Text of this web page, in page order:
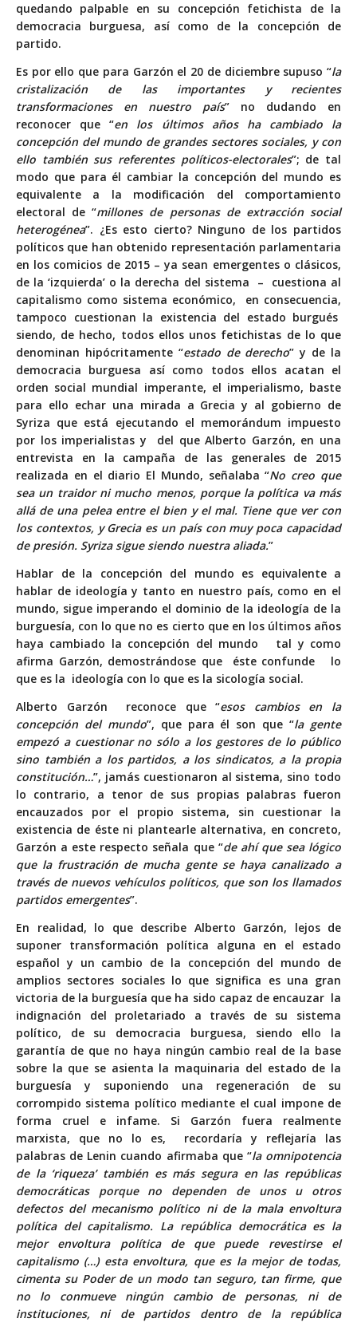
quedando palpable en su concepción fetichista de la
democracia burguesa, así como de la concepción de
partido.
Es por ello que para Garzón el 20 de diciembre supuso “la
cristalización de las importantes y recientes
transformaciones en nuestro país” no dudando en
reconocer que “en los últimos años ha cambiado la
concepción del mundo de grandes sectores sociales, y con
ello también sus referentes políticos-electorales”; de tal
modo que para él cambiar la concepción del mundo es
equivalente a la modificación del comportamiento
electoral de “millones de personas de extracción social
heterogénea”. ¿Es esto cierto? Ninguno de los partidos
políticos que han obtenido representación parlamentaria
en los comicios de 2015 – ya sean emergentes o clásicos,
de la ‘izquierda’ o la derecha del sistema – cuestiona al
capitalismo como sistema económico, en consecuencia,
tampoco cuestionan la existencia del estado burgués
siendo, de hecho, todos ellos unos fetichistas de lo que
denominan hipócritamente “estado de derecho” y de la
democracia burguesa así como todos ellos acatan el
orden social mundial imperante, el imperialismo, baste
para ello echar una mirada a Grecia y al gobierno de
Syriza que está ejecutando el memorándum impuesto
por los imperialistas y del que Alberto Garzón, en una
entrevista en la campaña de las generales de 2015
realizada en el diario El Mundo, señalaba “No creo que
sea un traidor ni mucho menos, porque la política va más
allá de una pelea entre el bien y el mal. Tiene que ver con
los contextos, y Grecia es un país con muy poca capacidad
de presión. Syriza sigue siendo nuestra aliada.”
Hablar de la concepción del mundo es equivalente a
hablar de ideología y tanto en nuestro país, como en el
mundo, sigue imperando el dominio de la ideología de la
burguesía, con lo que no es cierto que en los últimos años
haya cambiado la concepción del mundo tal y como
afirma Garzón, demostrándose que éste confunde lo
que es la ideología con lo que es la sicología social.
Alberto Garzón reconoce que “esos cambios en la
concepción del mundo”, que para él son que “la gente
empezó a cuestionar no sólo a los gestores de lo público
sino también a los partidos, a los sindicatos, a la propia
constitución…”, jamás cuestionaron al sistema, sino todo
lo contrario, a tenor de sus propias palabras fueron
encauzados por el propio sistema, sin cuestionar la
existencia de éste ni plantearle alternativa, en concreto,
Garzón a este respecto señala que “de ahí que sea lógico
que la frustración de mucha gente se haya canalizado a
través de nuevos vehículos políticos, que son los llamados
partidos emergentes”.
En realidad, lo que describe Alberto Garzón, lejos de
suponer transformación política alguna en el estado
español y un cambio de la concepción del mundo de
amplios sectores sociales lo que significa es una gran
victoria de la burguesía que ha sido capaz de encauzar la
indignación del proletariado a través de su sistema
político, de su democracia burguesa, siendo ello la
garantía de que no haya ningún cambio real de la base
sobre la que se asienta la maquinaria del estado de la
burguesía y suponiendo una regeneración de su
corrompido sistema político mediante el cual impone de
forma cruel e infame. Si Garzón fuera realmente
marxista, que no lo es, recordaría y reflejaría las
palabras de Lenin cuando afirmaba que “la omnipotencia
de la ‘riqueza’ también es más segura en las repúblicas
democráticas porque no dependen de unos u otros
defectos del mecanismo político ni de la mala envoltura
política del capitalismo. La república democrática es la
mejor envoltura política de que puede revestirse el
capitalismo (…) esta envoltura, que es la mejor de todas,
cimenta su Poder de un modo tan seguro, tan firme, que
no lo conmueve ningún cambio de personas, ni de
instituciones, ni de partidos dentro de la república